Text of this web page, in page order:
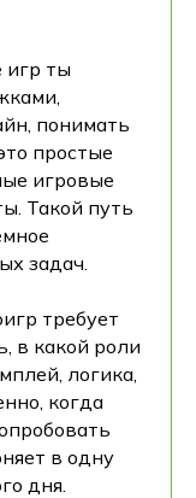
игр ты
понимать
простые
игровые
Такой путь
задач.
требует
в какой роли
логика,
когда
в одну
дня.